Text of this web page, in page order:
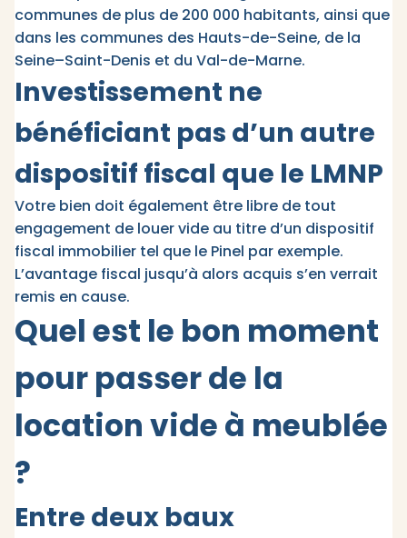
communes de plus de 200 000 habitants, ainsi que
dans les communes des Hauts-de-Seine, de la
Seine–Saint-Denis et du Val-de-Marne.
Investissement ne
bénéficiant pas d’un autre
dispositif fiscal que le LMNP
Votre bien doit également être libre de tout
engagement de louer vide au titre d’un dispositif
fiscal immobilier tel que le Pinel par exemple.
L’avantage fiscal jusqu’à alors acquis s’en verrait
remis en cause.
Quel est le bon moment
pour passer de la
location vide à meublée
?
Entre deux baux